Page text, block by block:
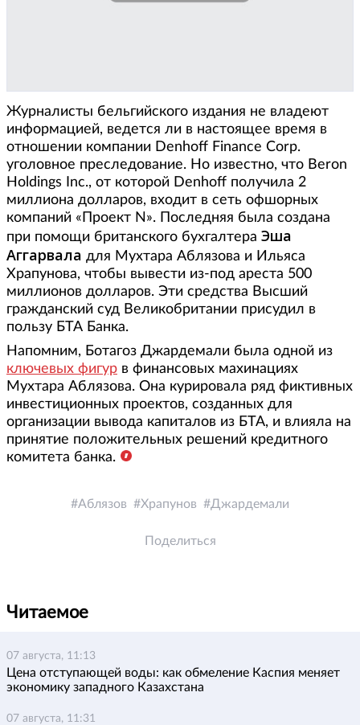
Журналисты бельгийского издания не владеют
информацией, ведется ли в настоящее время в
отношении компании Denhoff Finance Corp.
уголовное преследование. Но известно, что Beron
Holdings Inc., от которой Denhoff получила 2
миллиона долларов, входит в сеть офшорных
компаний «Проект N». Последняя была создана
при помощи британского бухгалтера Эша
Аггарвала для Мухтара Аблязова и Ильяса
Храпунова, чтобы вывести из-под ареста 500
миллионов долларов. Эти средства Высший
гражданский суд Великобритании присудил в
пользу БТА Банка.
Напомним, Ботагоз Джардемали была одной из
ключевых фигур в финансовых махинациях
Мухтара Аблязова. Она курировала ряд фиктивных
инвестиционных проектов, созданных для
организации вывода капиталов из БТА, и влияла на
принятие положительных решений кредитного
комитета банка.
Аблязов Храпунов Джардемали
Поделиться
Читаемое
07 августа, 11:13
Цена отступающей воды: как обмеление Каспия меняет
экономику западного Казахстана
07 августа, 11:31